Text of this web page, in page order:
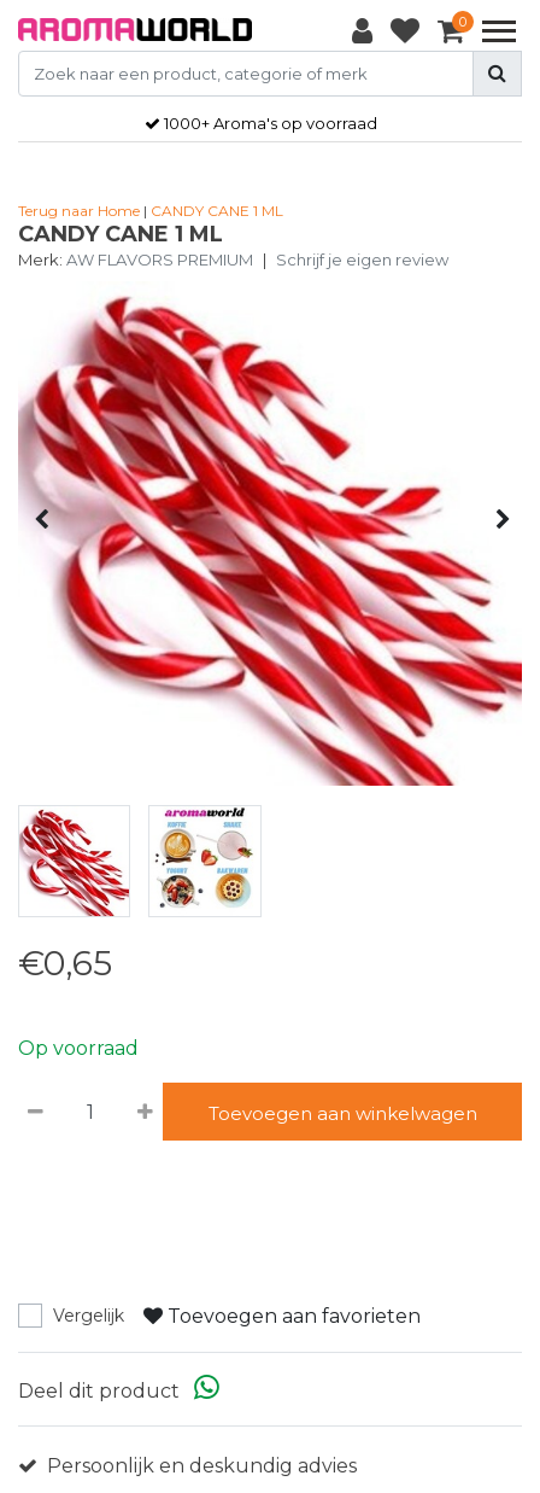
0
1000+ Aroma's op voorraad
Terug naar Home | CANDY CANE 1 ML
CANDY CANE 1 ML
Merk: AW FLAVORS PREMIUM | Schrijf je eigen review
€0,65
Op voorraad
Toevoegen aan winkelwagen
Vergelijk Toevoegen aan favorieten
Deel dit product
Persoonlijk en deskundig advies